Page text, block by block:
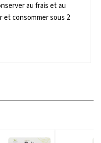
au frais et au
consommer sous 2